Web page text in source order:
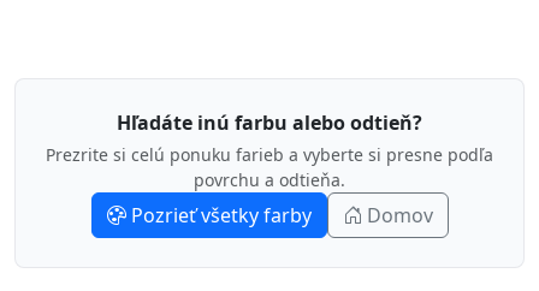
Hľadáte inú farbu alebo odtieň?
Prezrite si celú ponuku farieb a vyberte si presne podľa
povrchu a odtieňa.
Pozrieť všetky farby Domov